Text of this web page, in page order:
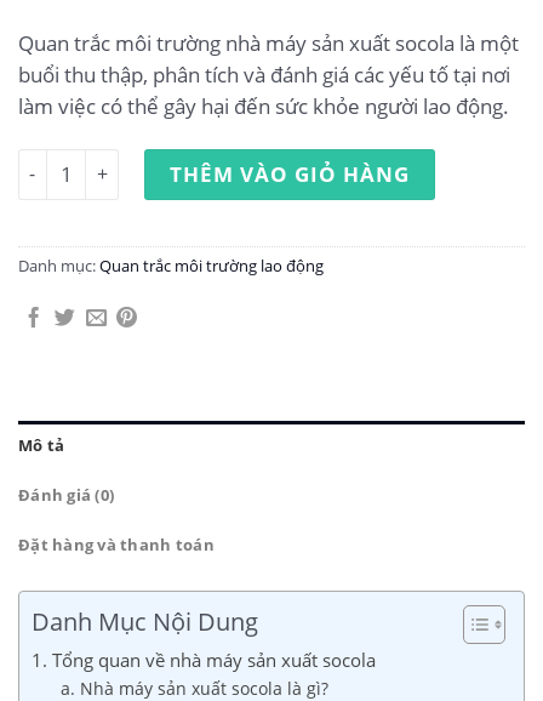
Quan trắc môi trường nhà máy sản xuất socola là một
buổi thu thập, phân tích và đánh giá các yếu tố tại nơi
làm việc có thể gây hại đến sức khỏe người lao động.
Quan trắc môi trường lao động nhà máy sản xuất socola
THÊM VÀO GIỎ HÀNG
Danh mục:Quan trắc môi trường lao động
Mô tả
Đánh giá (0)
Đặt hàng và thanh toán
Danh Mục Nội Dung
1. Tổng quan về nhà máy sản xuất socola
a. Nhà máy sản xuất socola là gì?